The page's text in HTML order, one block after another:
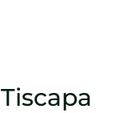
Tiscapa